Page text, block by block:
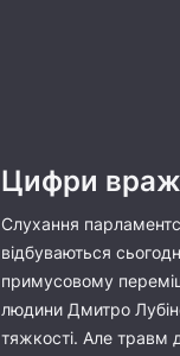
Цифри
Слухання
відбуваються
примусовому
людини Дмитро
тяжкості. Але травм